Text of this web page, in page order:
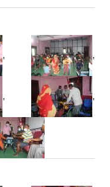
, ,
, ,